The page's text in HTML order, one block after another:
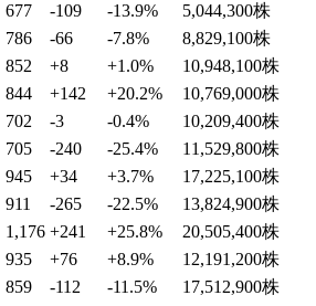
677 -109 -13.9% 5,044,300株
786 -66 -7.8% 8,829,100株
852 +8 +1.0% 10,948,100株
844 +142 +20.2% 10,769,000株
702 -3 -0.4% 10,209,400株
705 -240 -25.4% 11,529,800株
945 +34 +3.7% 17,225,100株
911 -265 -22.5% 13,824,900株
1,176 +241 +25.8% 20,505,400株
935 +76 +8.9% 12,191,200株
859 -112 -11.5% 17,512,900株